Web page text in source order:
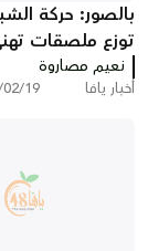
بالصور: حركة
توزع ملصقات
مصر وتونس بالحرية
نعيم مصاروة
أخبار يافا 5:19AM